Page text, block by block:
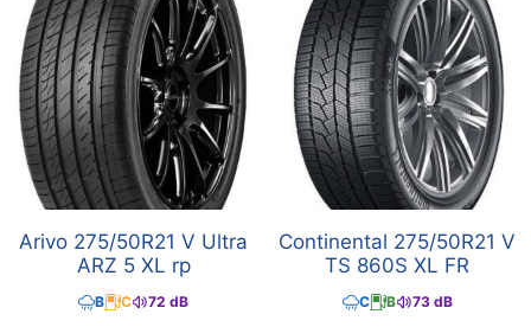
Arivo 275/50R21 V Ultra
ARZ 5 XL rp
B C 72 dB
Continental 275/50R21 V
TS 860S XL FR
C B 73 dB